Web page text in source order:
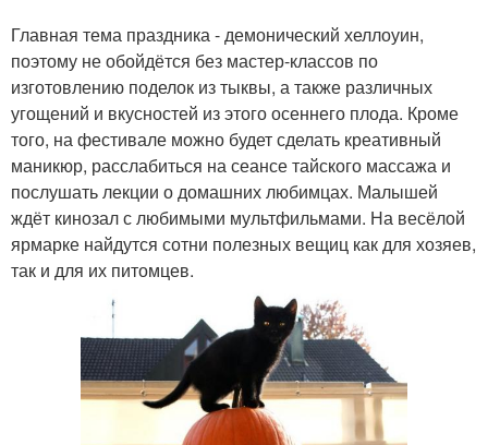
Главная тема праздника - демонический хеллоуин,
поэтому не обойдётся без мастер-классов по
изготовлению поделок из тыквы, а также различных
угощений и вкусностей из этого осеннего плода. Кроме
того, на фестивале можно будет сделать креативный
маникюр, расслабиться на сеансе тайского массажа и
послушать лекции о домашних любимцах. Малышей
ждёт кинозал с любимыми мультфильмами. На весёлой
ярмарке найдутся сотни полезных вещиц как для хозяев,
так и для их питомцев.